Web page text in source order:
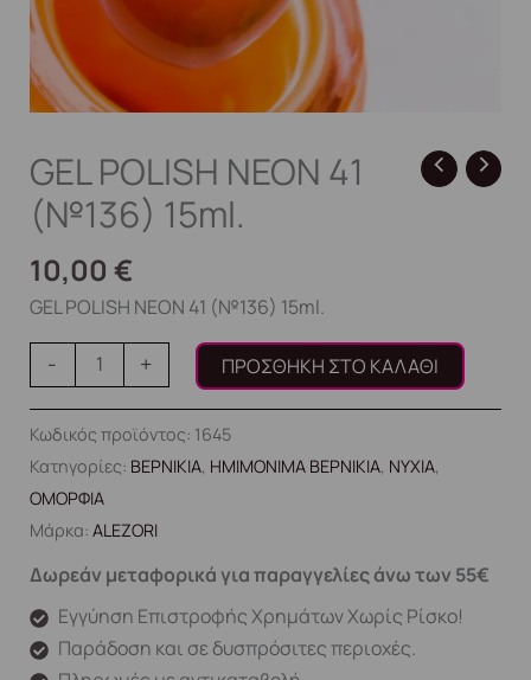
GEL POLISH NEON 41
(№136) 15ml.
10,00 €
GEL POLISH NEON 41 (№136) 15ml.
- + ΠΡΟΣΘΉΚΗ ΣΤΟ ΚΑΛΆΘΙ
Κωδικός προϊόντος: 1645
Κατηγορίες: ΒΕΡΝΙΚΙΑ, ΗΜΙΜΟΝΙΜΑ ΒΕΡΝΙΚΙΑ, ΝΥΧΙΑ,
ΟΜΟΡΦΙΑ
Μάρκα: ALEZORI
Δωρεάν μεταφορικά για παραγγελίες άνω των 55€
Εγγύηση Επιστροφής Χρημάτων Χωρίς Ρίσκο!
Παράδοση και σε δυσπρόσιτες περιοχές.